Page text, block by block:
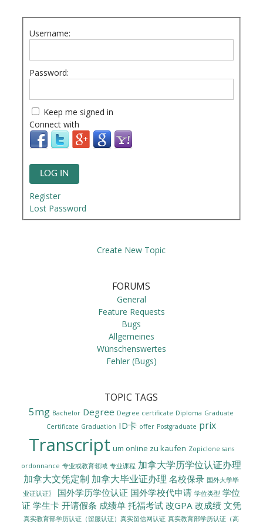
Username:
Password:
Keep me signed in
Connect with
LOG IN
Register
Lost Password
Create New Topic
FORUMS
General
Feature Requests
Bugs
Allgemeines
Wünschenswertes
Fehler (Bugs)
TOPIC TAGS
5mg Bachelor Degree Degree certificate Diploma Graduate
Certificate Graduation ID卡 offer Postgraduate prix
Transcript um online zu kaufen Zopiclone sans
ordonnance 专业或教育领域 专业课程 加拿大学历学位认证办理
加拿大文凭定制 加拿大毕业证办理 名校保录 国外大学毕
业证认证〗
国外学历学位认证 国外学校代申请 学位类型 学位
证 学生卡 开请假条 成绩单 托福考试 改GPA 改成绩 文凭
真实教育部学历认证（留服认证）真实留信网认证 真实教育部学历认证（高